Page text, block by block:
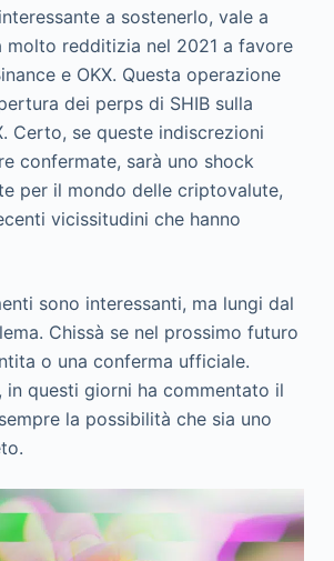
a sostenerlo, vale a
molto redditizia nel 2021 a favore
e OKX. Questa operazione
dei perps di SHIB sulla
Certo, se queste indiscrezioni
confermate, sarà uno shock
per il mondo delle criptovalute,
vicissitudini che hanno
sono interessanti, ma lungi dal
Chissà se nel prossimo futuro
o una conferma ufficiale.
in questi giorni ha commentato il
la possibilità che sia uno